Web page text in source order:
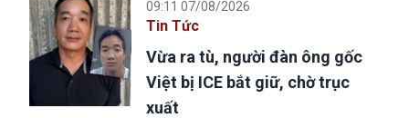
09:11 07/08/2026
Tin Tức
Vừa ra tù, người đàn ông gốc
Việt bị ICE bắt giữ, chờ trục
xuất